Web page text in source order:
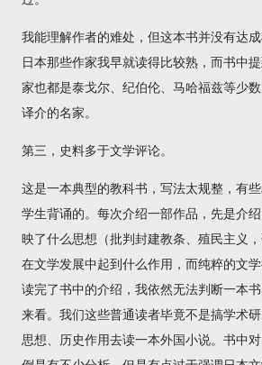
我能理解作者的难处，但这本书并没有达成
日本那些作家我早就读得比较熟，而书中
家也都是泰戈尔、纪伯伦、马哈福兹等少
译介的名家。
第三，史料多于文学评论。
这是一本典型的教科书，写法太规整，有
学生背诵的。每次介绍一部作品，先是介
映了什么思想（批判封建教条、殖民主义
在文学发展中起到什么作用，而纯粹的文
读完了书中的介绍，我依然无法判断一本
来看。我们这些普通读者毕竟不是搞学术
思想、历史作用去读一本外国小说。书中